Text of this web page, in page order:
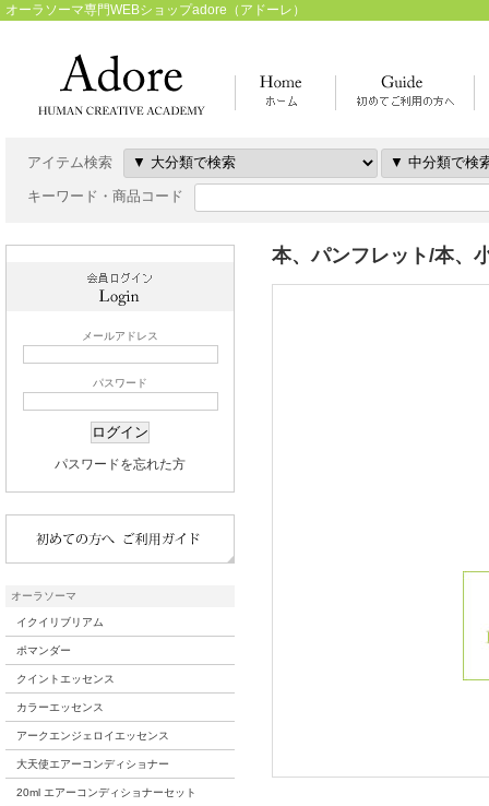
オーラソーマ専門WEBショップadore（アドーレ）
アイテム検索
キーワード・商品コード
メールアドレス
パスワード
パスワードを忘れた方
オーラソーマ
イクイリブリアム
ポマンダー
クイントエッセンス
カラーエッセンス
アークエンジェロイエッセンス
大天使エアーコンディショナー
20ml エアーコンディショナーセット
本、パンフレット/本、